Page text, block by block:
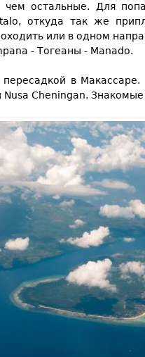
чем остальные. Для
откуда так же
или в одном
- Тогеаны - Manado.
в
Nusa Cheningan.